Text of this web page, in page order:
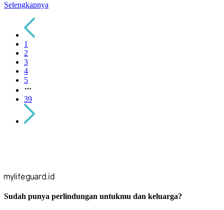
Selengkapnya
1
2
3
4
5
39
mylifeguard.id
Sudah punya perlindungan untukmu dan keluarga?